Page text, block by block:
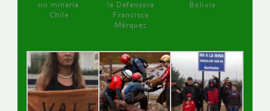
sin minería.
Chile
la Defensora
Francisca
Márquez
Bolivia